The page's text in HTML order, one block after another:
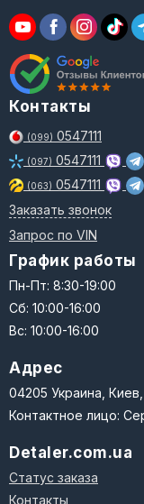
Контакты
(099) 0547111
(097) 0547111
(063) 0547111
Заказать звонок
Запрос по VIN
График работы
Пн-Пт: 8:30-19:00
Сб: 10:00-16:00
Вс: 10:00-16:00
Адрес
04205 Украина,
Контактное лицо:
Detaler.com.ua
Статус заказа
Контакты